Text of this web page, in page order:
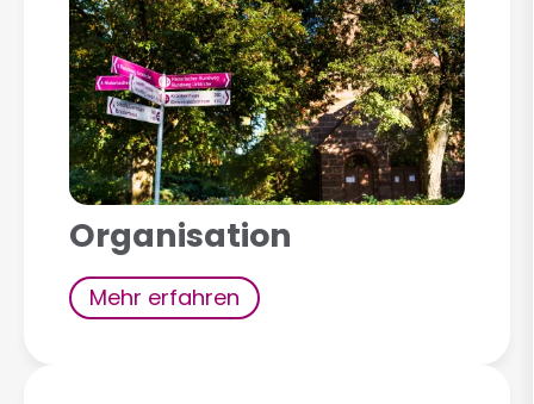
Organisation
Mehr erfahren